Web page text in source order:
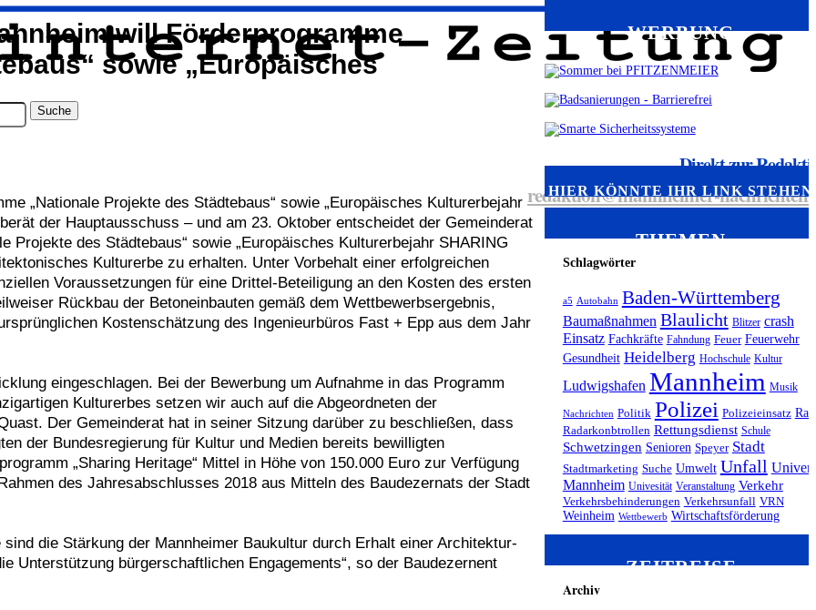
Direkt zur
redaktion@mannheimer-
will Förderprogramme
sowie „Europäisches
„Nationale Projekte des Städtebaus“ sowie „Europäisches Kulturerbejahr
der Hauptausschuss – und am 23. Oktober entscheidet der Gemeinderat
Projekte des Städtebaus“ sowie „Europäisches Kulturerbejahr SHARING
Kulturerbe zu erhalten. Unter Vorbehalt einer erfolgreichen
Voraussetzungen für eine Drittel-Beteiligung an den Kosten des ersten
Rückbau der Betoneinbauten gemäß dem Wettbewerbsergebnis,
Kostenschätzung des Ingenieurbüros Fast + Epp aus dem Jahr
eingeschlagen. Bei der Bewerbung um Aufnahme in das Programm
Kulturerbes setzen wir auch auf die Abgeordneten der
Der Gemeinderat hat in seiner Sitzung darüber zu beschließen, dass
der Bundesregierung für Kultur und Medien bereits bewilligten
„Sharing Heritage“ Mittel in Höhe von 150.000 Euro zur Verfügung
des Jahresabschlusses 2018 aus Mitteln des Baudezernats der Stadt
die Stärkung der Mannheimer Baukultur durch Erhalt einer Architektur-
Unterstützung bürgerschaftlichen Engagements“, so der Baudezernent
WERBUNG
HIER KÖNNTE IHR LINK STEHEN
THEMEN
Schlagwörter
a5 Autobahn Baden-Württemberg
Baumaßnahmen Blaulicht Blitzer crash
Einsatz Fachkräfte Fahndung Feuer Feuerwehr
Gesundheit Heidelberg Hochschule Kultur
Ludwigshafen Mannheim Musik
Nachrichten Politik Polizei Polizeieinsatz
Radarkonbtrollen Rettungsdienst Schule
Schwetzingen Senioren Speyer Stadt
Stadtmarketing Suche Umwelt Unfall
Mannheim Univesität Veranstaltung Verkehr
Verkehrsbehinderungen Verkehrsunfall VRN
Weinheim Wettbewerb Wirtschaftsförderung
ZEITREISE
Archiv